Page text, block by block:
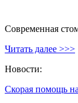
Современная
Читать далее >>>
Новости:
Скорая помощь на